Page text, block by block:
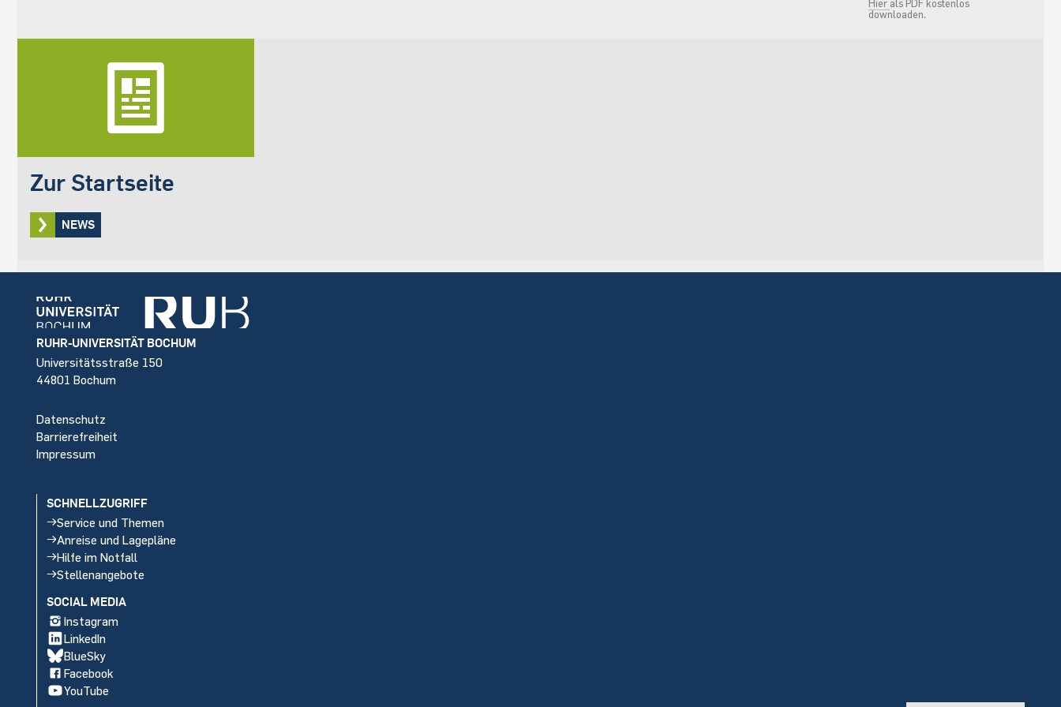
Hier als PDF kostenlos
downloaden.
Zur Startseite
NEWS
Footer
RUHR-UNIVERSITÄT BOCHUM
Universitätsstraße 150
44801 Bochum
Datenschutz
Barrierefreiheit
Impressum
SCHNELLZUGRIFF
Service und Themen
Anreise und Lagepläne
Hilfe im Notfall
Stellenangebote
SOCIAL MEDIA
Instagram
LinkedIn
BlueSky
Facebook
YouTube